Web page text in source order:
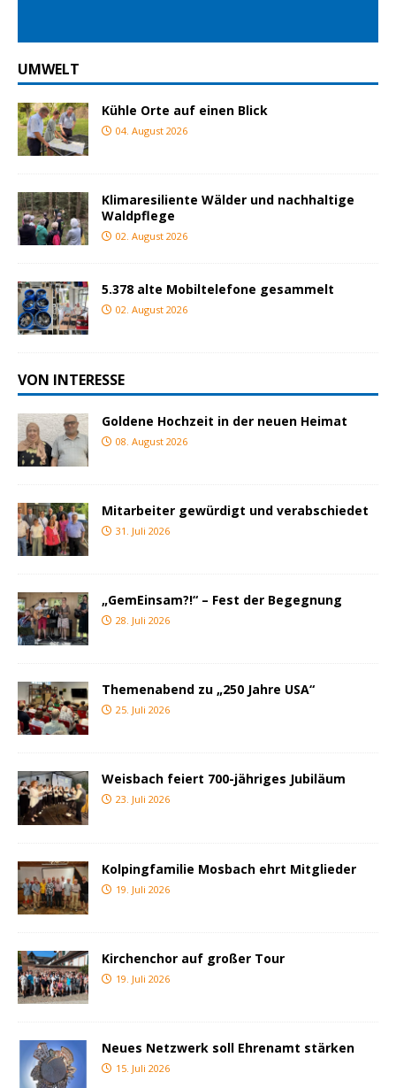
UMWELT
Kühle Orte auf einen Blick
04. August 2026
Klimaresiliente Wälder und nachhaltige
Waldpflege
02. August 2026
5.378 alte Mobiltelefone gesammelt
02. August 2026
VON INTERESSE
Goldene Hochzeit in der neuen Heimat
08. August 2026
Mitarbeiter gewürdigt und verabschiedet
31. Juli 2026
„GemEinsam?!“ – Fest der Begegnung
28. Juli 2026
Themenabend zu „250 Jahre USA“
25. Juli 2026
Weisbach feiert 700-jähriges Jubiläum
23. Juli 2026
Kolpingfamilie Mosbach ehrt Mitglieder
19. Juli 2026
Kirchenchor auf großer Tour
19. Juli 2026
Neues Netzwerk soll Ehrenamt stärken
15. Juli 2026